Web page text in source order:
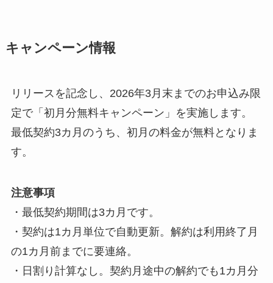
キャンペーン情報
リリースを記念し、2026年3月末までのお申込み限
定で「初月分無料キャンペーン」を実施します。
最低契約3カ月のうち、初月の料金が無料となりま
す。
注意事項
・最低契約期間は3カ月です。
・契約は1カ月単位で自動更新。解約は利用終了月
の1カ月前までに要連絡。
・日割り計算なし。契約月途中の解約でも1カ月分